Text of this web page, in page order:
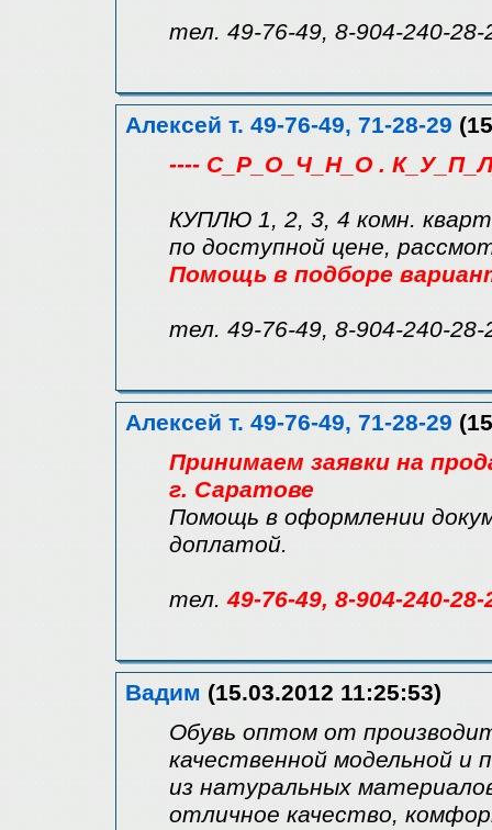
тел. 49-76-49, 8-904-240-28-
Алексей т. 49-76-49, 71-28-29
---- С_Р_О_Ч_Н_О .
КУПЛЮ 1, 2, 3, 4 комн.
по доступной цене,
Помощь в подборе
тел. 49-76-49, 8-904-240-28-
Алексей т. 49-76-49, 71-28-29
Принимаем заявки на
г. Саратове
Помощь в оформлении
доплатой.
тел.49-76-49, 8-904-240-28-
Вадим (15.03.2012 11:25:53)
Обувь оптом от
качественной модельной и
из натуральных
отличное качество,